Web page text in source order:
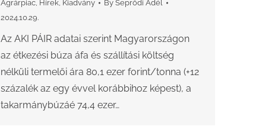
Agrárpiac, Hírek, Kiadvány By Seprődi Adél
2024.10.29.
Az AKI PÁIR adatai szerint Magyarországon
az étkezési búza áfa és szállítási költség
nélküli termelői ára 80,1 ezer forint/tonna (+12
százalék az egy évvel korábbihoz képest), a
takarmánybúzáé 74,4 ezer…